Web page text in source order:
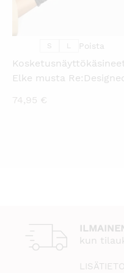
S L Poista
Elke musta
74,95 €
kun